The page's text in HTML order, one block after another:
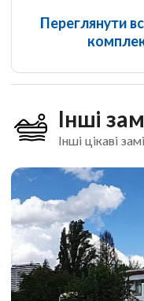
Переглянути
Інші
Інші цікаві